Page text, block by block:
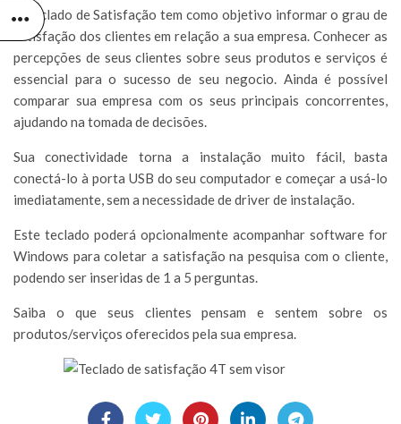
O teclado de Satisfação tem como objetivo informar o grau de
satisfação dos clientes em relação a sua empresa. Conhecer as
percepções de seus clientes sobre seus produtos e serviços é
essencial para o sucesso de seu negocio. Ainda é possível
comparar sua empresa com os seus principais concorrentes,
ajudando na tomada de decisões.
Sua conectividade torna a instalação muito fácil, basta
conectá-lo à porta USB do seu computador e começar a usá-lo
imediatamente, sem a necessidade de driver de instalação.
Este teclado poderá opcionalmente acompanhar software for
Windows para coletar a satisfação na pesquisa com o cliente,
podendo ser inseridas de 1 a 5 perguntas.
Saiba o que seus clientes pensam e sentem sobre os
produtos/serviços oferecidos pela sua empresa.